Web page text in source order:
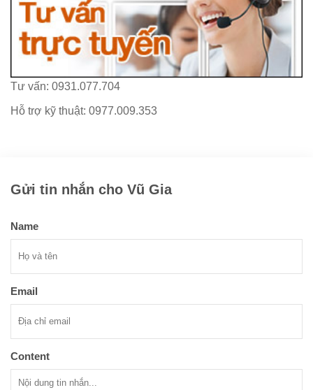
Tư vấn: 0931.077.704
Hỗ trợ kỹ thuật: 0977.009.353
Gửi tin nhắn cho Vũ Gia
Name
Email
Content